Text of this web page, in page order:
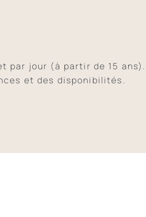
par jour (à partir de 15 ans).
et des disponibilités.